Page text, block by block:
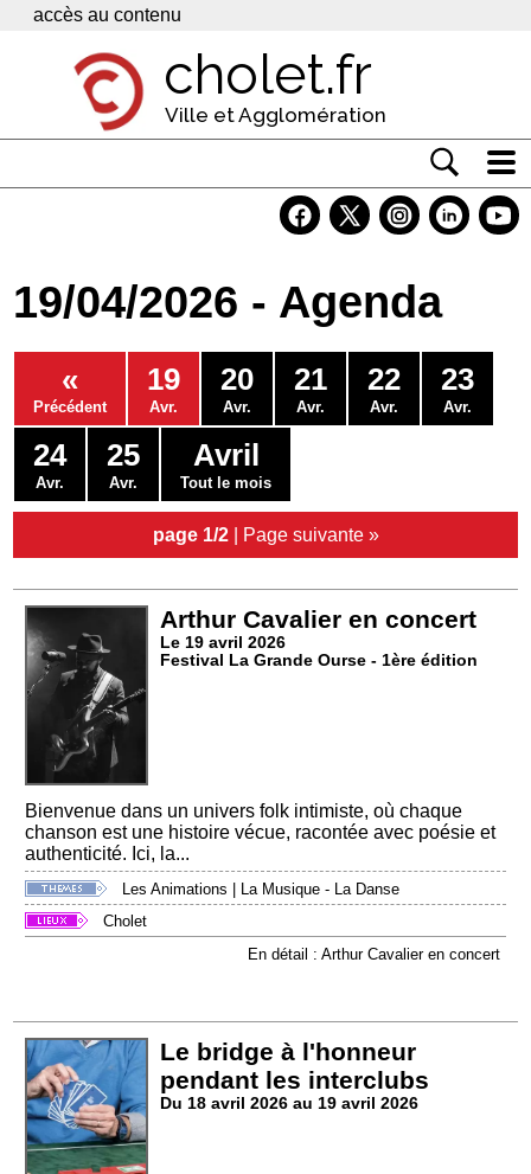
Panneau de gestion des cookies
accès au contenu
cholet.fr
Ville et Agglomération
Economie
Services
Contacts
19/04/2026 - Agenda
«
Précédent
19
Avr.
20
Avr.
21
Avr.
22
Avr.
23
Avr.
24
Avr.
25
Avr.
Avril
Tout le mois
page 1/2| Page suivante »
Arthur Cavalier en concert
Le 19 avril 2026
Festival La Grande Ourse - 1ère édition
Bienvenue dans un univers folk intimiste, où chaque
chanson est une histoire vécue, racontée avec poésie et
authenticité. Ici, la...
Les Animations
La Musique - La Danse
Cholet
En détail : Arthur Cavalier en concert
Le bridge à l'honneur
pendant les interclubs
Du 18 avril 2026 au 19 avril 2026